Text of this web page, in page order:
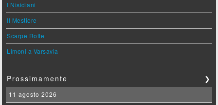
I Nisidiani
Il Mestiere
Scarpe Rotte
Limoni a Varsavia
Prossimamente ❯
11 agosto 2026